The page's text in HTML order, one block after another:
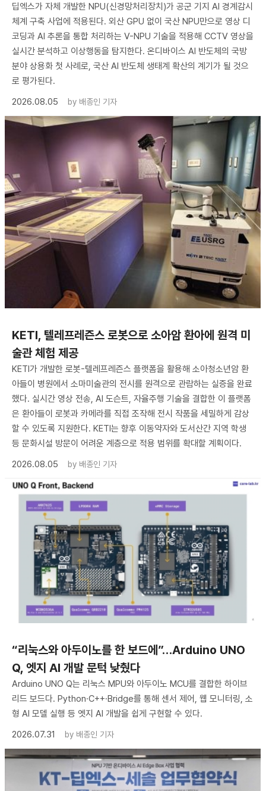
딥엑스가 자체 개발한 NPU(신경망처리장치)가 공군 기지 AI 경계감시
체계 구축 사업에 적용된다. 외산 GPU 없이 국산 NPU만으로 영상 디
코딩과 AI 추론을 통합 처리하는 V-NPU 기술을 적용해 CCTV 영상을
실시간 분석하고 이상행동을 탐지한다. 온디바이스 AI 반도체의 국방
분야 상용화 첫 사례로, 국산 AI 반도체 생태계 확산의 계기가 될 것으
로 평가된다.
2026.08.05
by 배종인 기자
KETI, 텔레프레즌스 로봇으로 소아암 환아에 원격 미
술관 체험 제공
KETI가 개발한 로봇-텔레프레즌스 플랫폼을 활용해 소아청소년암 환
아들이 병원에서 소마미술관의 전시를 원격으로 관람하는 실증을 완료
했다. 실시간 영상 전송, AI 도슨트, 자율주행 기술을 결합한 이 플랫폼
은 환아들이 로봇과 카메라를 직접 조작해 전시 작품을 세밀하게 감상
할 수 있도록 지원한다. KETI는 향후 이동약자와 도서산간 지역 학생
등 문화시설 방문이 어려운 계층으로 적용 범위를 확대할 계획이다.
2026.08.05
by 배종인 기자
“리눅스와 아두이노를 한 보드에”…Arduino UNO
Q, 엣지 AI 개발 문턱 낮췄다
Arduino UNO Q는 리눅스 MPU와 아두이노 MCU를 결합한 하이브
리드 보드다. Python·C++·Bridge를 통해 센서 제어, 웹 모니터링, 소
형 AI 모델 실행 등 엣지 AI 개발을 쉽게 구현할 수 있다.
2026.07.31
by 배종인 기자